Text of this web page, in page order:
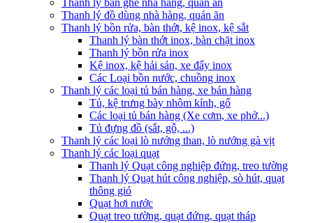
Thanh lý bàn ghế nhà hàng, quán ăn
Thanh lý đồ dùng nhà hàng, quán ăn
Thanh lý bồn rửa, bàn thớt, kệ inox, kệ sắt
Thanh lý bàn thớt inox, bàn chặt inox
Thanh lý bồn rửa inox
Kệ inox, kệ hải sản, xe đẩy inox
Các Loại bồn nước, chuồng inox
Thanh lý các loại tủ bán hàng, xe bán hàng
Tủ, kệ trưng bày nhôm kính, gổ
Các loại tủ bán hàng (Xe cơm, xe phở...)
Tủ đựng đồ (sắt, gỗ, ...)
Thanh lý các loại lò nướng than, lò nướng gà vịt
Thanh lý các loại quạt
Thanh lý Quạt công nghiệp đứng, treo tường
Thanh lý Quạt hút công nghiệp, sò hút, quạt
thông gió
Quạt hơi nước
Quạt treo tường, quạt đứng, quạt tháp